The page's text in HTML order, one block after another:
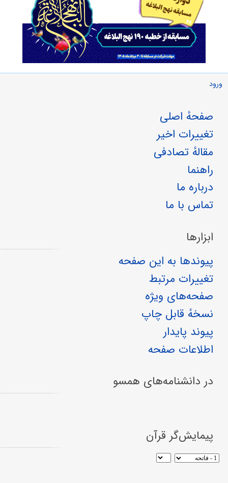
ورود
صفحهٔ اصلی
تغییرات اخیر
مقالهٔ تصادفی
راهنما
درباره ما
تماس با ما
ابزارها
پیوندها به این صفحه
تغییرات مرتبط
صفحه‌های ویژه
نسخهٔ قابل چاپ
پیوند پایدار
اطلاعات صفحه
در دانشنامه‌های همسو
پیمایش‌گر قرآن